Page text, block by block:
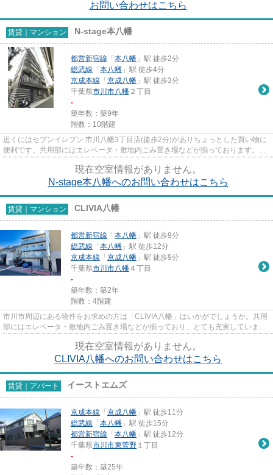
お問い合わせはこちら
賃貸｜マンション N-stage本八幡
都営新宿線 「 本八幡 」駅 徒歩2分
総武線 「 本八幡 」駅 徒歩4分
京成本線 「 京成八幡 」駅 徒歩3分
千葉県市川市八幡 ２丁目
-
築年数：築9年
階数：10階建
近くにはセブンイレブン 市川八幡3丁目店(徒歩2分)がありちょっとした買い物に
便利です。共用部にはエレベータ・敷地内ごみ置き場などが揃っております。満
現在空室情報がありません。
N-stage本八幡へのお問い合わせはこちら
賃貸｜マンション CLIVIA八幡
都営新宿線 「 本八幡 」駅 徒歩9分
総武線 「 本八幡 」駅 徒歩12分
京成本線 「 京成八幡 」駅 徒歩9分
千葉県市川市八幡 ４丁目
-
築年数：築2年
階数：4階建
市川市周辺にある物件をお求めの方は「CLIVIA八幡」はいかがでしょうか。共用
部にはエレベータ・敷地内ごみ置き場などが揃っており、とても充実していま
現在空室情報がありません。
CLIVIA八幡へのお問い合わせはこちら
賃貸｜アパート イーストエムズ
京成本線 「 京成八幡 」駅 徒歩11分
総武線 「 本八幡 」駅 徒歩15分
都営新宿線 「 本八幡 」駅 徒歩12分
千葉県市川市東菅野 １丁目
-
築年数：築25年